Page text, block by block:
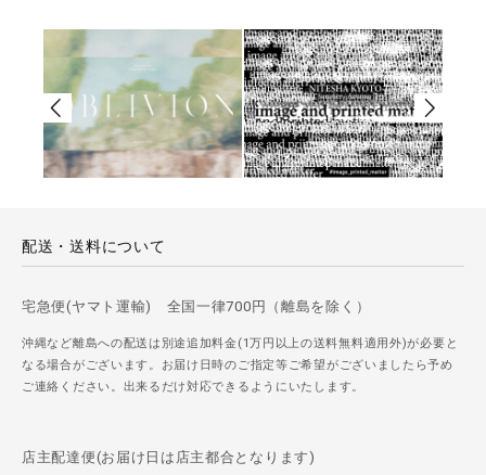
配送・送料について
宅急便(ヤマト運輸) 全国一律700円（離島を除く）
沖縄など離島への配送は別途追加料金(1万円以上の送料無料適用外)が必要と
なる場合がございます。お届け日時のご指定等ご希望がございましたら予め
ご連絡ください。出来るだけ対応できるようにいたします。
店主配達便(お届け日は店主都合となります)